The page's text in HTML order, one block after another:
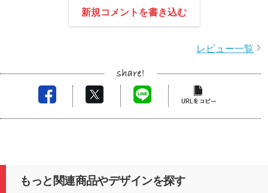
新規コメントを書き込む
レビュー一覧
もっと関連商品やデザインを探す